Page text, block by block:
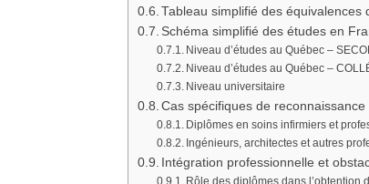
Tableau simplifié des équivalences
Schéma simplifié des études en
Niveau d’études au Québec –
Niveau d’études au Québec –
Niveau universitaire
Cas spécifiques de
Diplômes en soins infirmiers et
Ingénieurs, architectes et autres
Intégration professionnelle et